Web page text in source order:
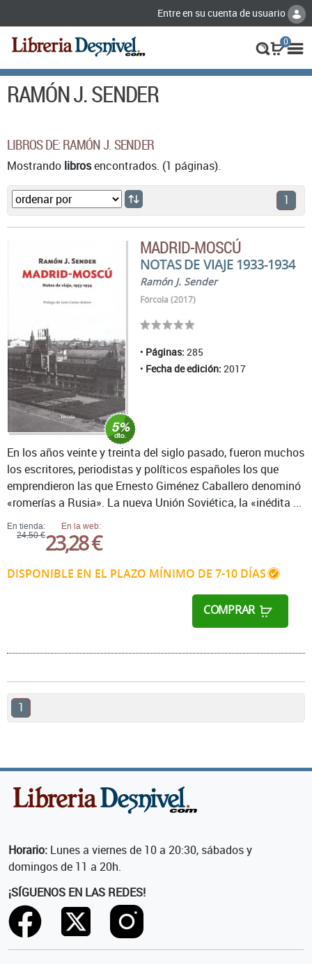
Entre en su cuenta de usuario
0
RAMÓN J. SENDER
LIBROS DE: RAMÓN J. SENDER
Mostrando librosencontrados. (1 páginas).
1
MADRID-MOSCÚ
NOTAS DE VIAJE 1933-1934
Ramón J. Sender
Fórcola (2017)
Páginas: 285
Fecha de edición: 2017
En tienda:
24,50 €
En la web:
23,28 €
DISPONIBLE EN EL PLAZO MÍNIMO DE 7-10 DÍAS
COMPRAR
En los años veinte y treinta del siglo pasado, fueron muchos
los escritores, periodistas y políticos españoles los que
emprendieron las que Ernesto Giménez Caballero denominó
«romerías a Rusia». La nueva Unión Soviética, la «inédita ...
1
Horario: Lunes a viernes de 10 a 20:30, sábados y
domingos de 11 a 20h.
¡SÍGUENOS EN LAS REDES!